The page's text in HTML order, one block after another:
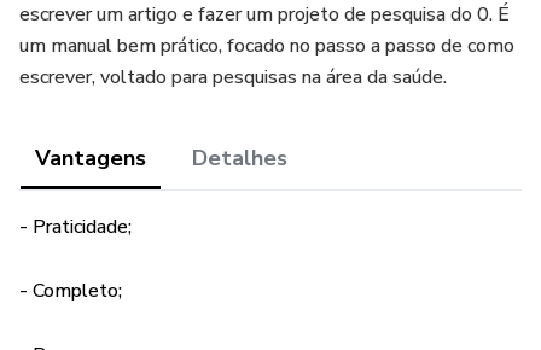
escrever um artigo e fazer um projeto de pesquisa do 0. É
um manual bem prático, focado no passo a passo de como
escrever, voltado para pesquisas na área da saúde.
Vantagens Detalhes
- Praticidade;
- Completo;